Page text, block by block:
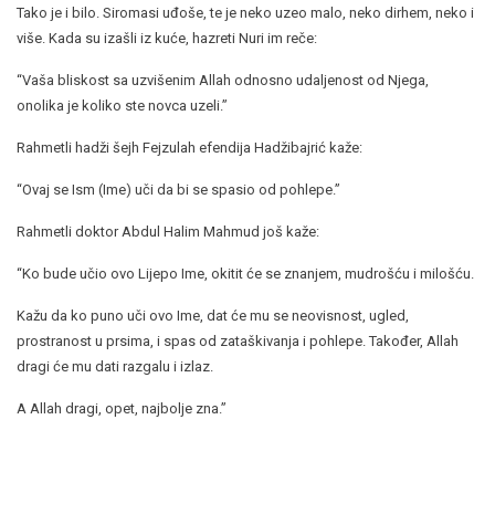
Tako je i bilo. Siromasi uđoše, te je neko uzeo malo, neko dirhem, neko i
više. Kada su izašli iz kuće, hazreti Nuri im reče:
“Vaša bliskost sa uzvišenim Allah odnosno udaljenost od Njega,
onolika je koliko ste novca uzeli.”
Rahmetli hadži šejh Fejzulah efendija Hadžibajrić kaže:
“Ovaj se Ism (Ime) uči da bi se spasio od pohlepe.”
Rahmetli doktor Abdul Halim Mahmud još kaže:
“Ko bude učio ovo Lijepo Ime, okitit će se znanjem, mudrošću i milošću.
Kažu da ko puno uči ovo Ime, dat će mu se neovisnost, ugled,
prostranost u prsima, i spas od zataškivanja i pohlepe. Također, Allah
dragi će mu dati razgalu i izlaz.
A Allah dragi, opet, najbolje zna.”